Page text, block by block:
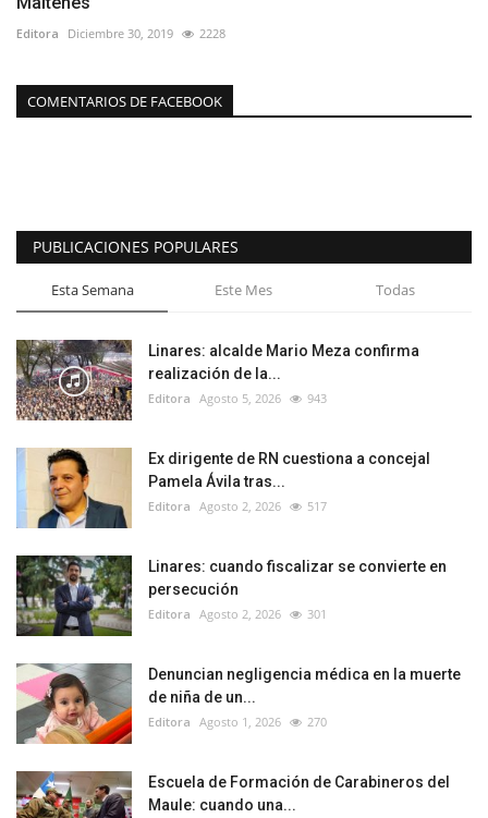
Editora Diciembre 30, 2019 2228
COMENTARIOS DE FACEBOOK
PUBLICACIONES POPULARES
Esta Semana Este Mes Todas
Linares: alcalde Mario Meza confirma
realización de la...
Editora Agosto 5, 2026 943
Ex dirigente de RN cuestiona a concejal
Pamela Ávila tras...
Editora Agosto 2, 2026 517
Linares: cuando fiscalizar se convierte en
persecución
Editora Agosto 2, 2026 301
Denuncian negligencia médica en la muerte
de niña de un...
Editora Agosto 1, 2026 270
Escuela de Formación de Carabineros del
Maule: cuando una...